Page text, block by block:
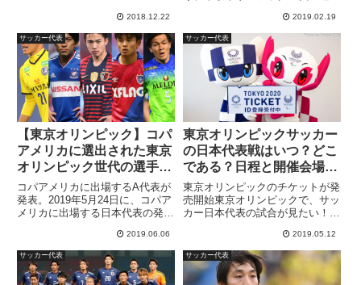
2018.12.22
海外リーグに挑戦する選手も増
え、次第に実力をつけてきている
選手が大勢います。そこで、今回
は期待の選手を独自にランキン
グ！...
2019.02.19
サッカー代表
【東京オリンピック】コパ
アメリカに選出された東京
オリンピック世代の選手た
ちを紹介
コパアメリカに出場するA代表が
発表。2019年5月24日に、コパア
メリカに出場する日本代表の発表
（大分トリニータ） 大迫敬介
（サンフレッチェ広島） 川島永
嗣（ストラスブール／フランス）
▽DF 植田直通（セル...
2019.06.06
サッカー代表
東京オリンピックサッカー
の日本代表戦はいつ？どこ
である？日程と開催会場予
想！【東京五輪サッカー】
東京オリンピックのチケットが発
売開始東京オリンピックで、サッ
カー日本代表の試合が見たい！！
2019年5月9日に東京オリンピッ
クの観戦チケットが発売開始され
ました。初日には60万人もの人
がサイト上で購入を待ってお...
2019.05.12
サッカー代表 サッカー代表